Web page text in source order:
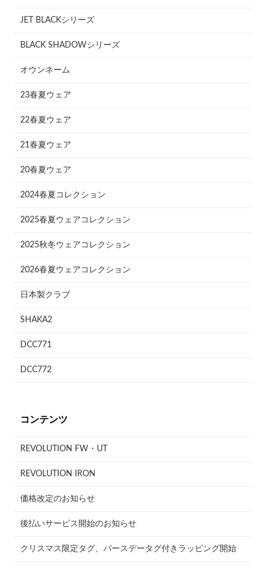
JET BLACKシリーズ
BLACK SHADOWシリーズ
オウンネーム
23春夏ウェア
22春夏ウェア
21春夏ウェア
20春夏ウェア
2024春夏コレクション
2025春夏ウェアコレクション
2025秋冬ウェアコレクション
2026春夏ウェアコレクション
日本製クラブ
SHAKA2
DCC771
DCC772
コンテンツ
REVOLUTION FW・UT
REVOLUTION IRON
価格改定のお知らせ
後払いサービス開始のお知らせ
クリスマス限定タグ、バースデータグ付きラッピング開始